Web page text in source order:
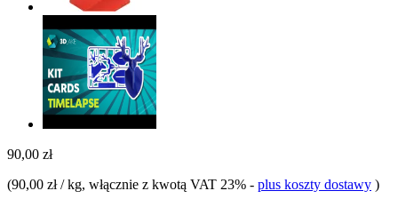
90,00 zł
(90,00 zł / kg, włącznie z kwotą VAT 23% - plus koszty dostawy )